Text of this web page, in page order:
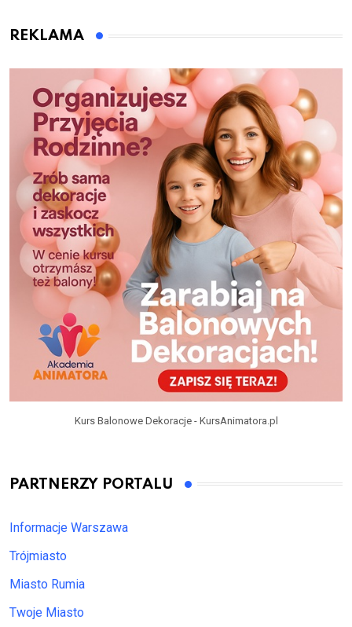
REKLAMA
Kurs Balonowe Dekoracje - KursAnimatora.pl
PARTNERZY PORTALU
Informacje Warszawa
Trójmiasto
Miasto Rumia
Twoje Miasto